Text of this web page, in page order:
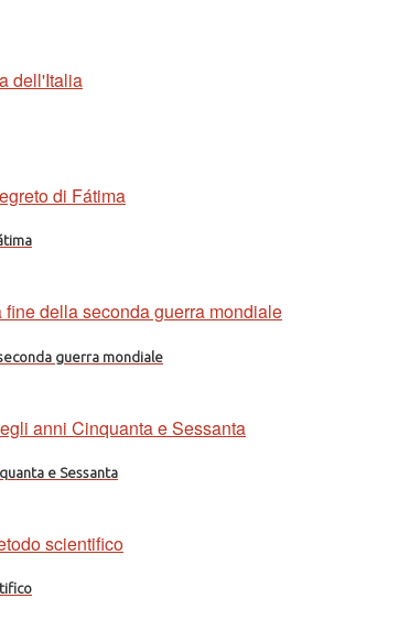
guerra mondiale
e Sessanta